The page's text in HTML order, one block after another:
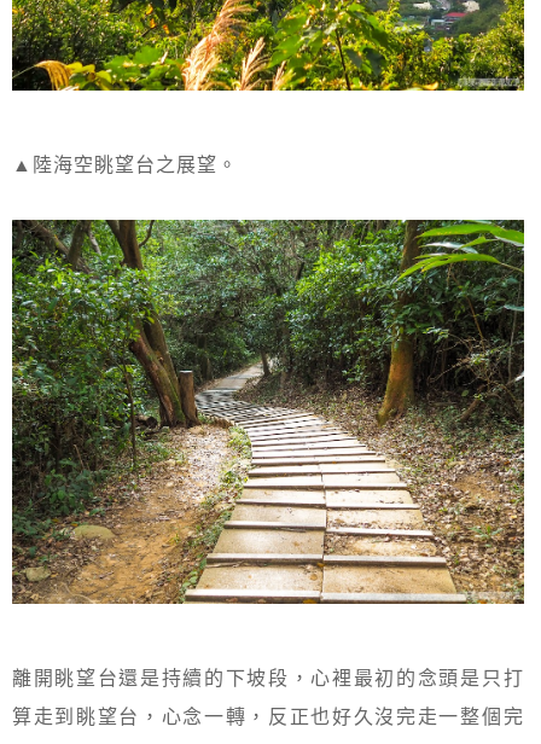
▲陸海空眺望台之展望。
離開眺望台還是持續的下坡段，心裡最初的念頭是只打
算走到眺望台，心念一轉，反正也好久沒完走一整個完